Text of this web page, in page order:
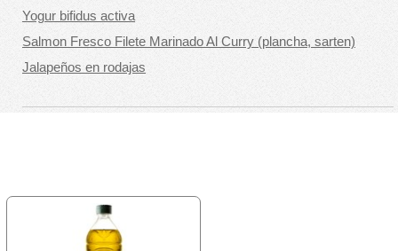
Yogur bifidus activa
Salmon Fresco Filete Marinado Al Curry (plancha, sarten)
Jalapeños en rodajas